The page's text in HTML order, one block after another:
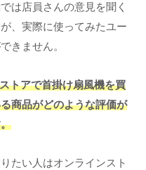
は店員さんの意見を聞く
、実際に使ってみたユー
きません。
トアで首掛け扇風機を買
商品がどのような評価が
たい人はオンラインスト